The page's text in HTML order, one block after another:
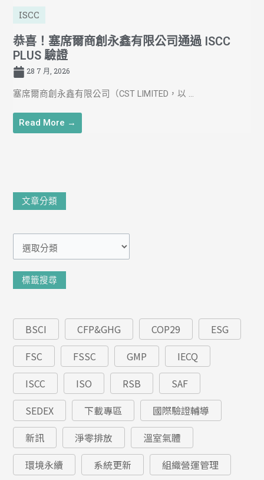
ISCC
恭喜！塞席爾商創永鑫有限公司通過 ISCC
PLUS 驗證
28 7 月, 2026
塞席爾商創永鑫有限公司（CST LIMITED，以 ...
Read More →
文章分類
章
標籤搜尋
BSCI CFP&GHG COP29
ESG
FSC
FSSC GMP
IECQ
ISCC
ISO RSB
SAF
SEDEX
下載專區
國際驗證輔導
新訊
淨零排放
溫室氣體
環境永續
系統更新
組織營運管理